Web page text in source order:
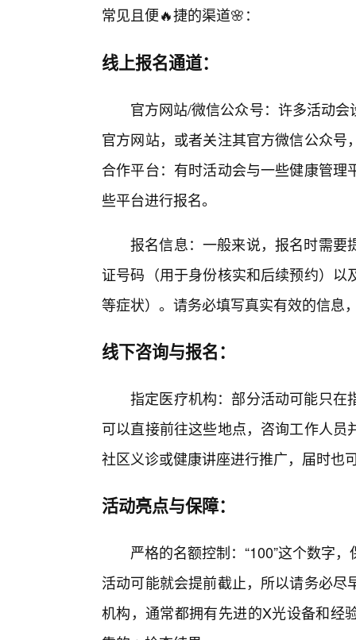
常见且便🔥捷的渠道🌸：
线上报名通道：
官方网站/微信公众号：许多活动
官方网站，或者关注其官方微信公众
合作平台：有时活动会与一些健康管
些平台进行报名。
报名信息：一般来说，报名时需要
证号码（用于身份核实和后续预约）
等症状）。请务必填写真实有效的信息
线下咨询与报名：
指定医疗机构：部分活动可能只在
可以直接前往这些地点，咨询工作人
社区义诊或健康讲座进行推广，届时也
活动亮点与保障：
严格的名额控制：“100”这个数字
活动可能就会提前截止，所以请务必
机构，通常都拥有先进的X光设备和经